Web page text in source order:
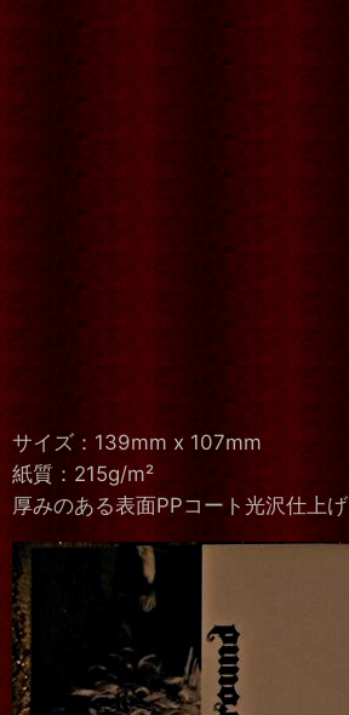
サイズ：139mm x 107mm
紙質：215g/m²
厚みのある表面PPコート光沢仕上げ